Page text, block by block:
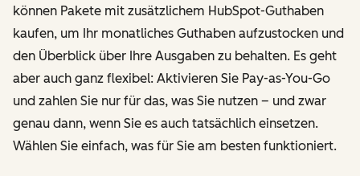
können Pakete mit zusätzlichem HubSpot-Guthaben
kaufen, um Ihr monatliches Guthaben aufzustocken und
den Überblick über Ihre Ausgaben zu behalten. Es geht
aber auch ganz flexibel: Aktivieren Sie Pay-as-You-Go
und zahlen Sie nur für das, was Sie nutzen – und zwar
genau dann, wenn Sie es auch tatsächlich einsetzen.
Wählen Sie einfach, was für Sie am besten funktioniert.